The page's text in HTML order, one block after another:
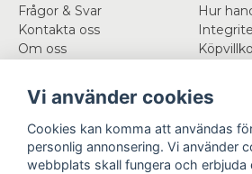
Frågor & Svar
Kontakta oss
Om oss
Hur
Mitt konto
Logga in
Registrera dig
Glömt lösenord?
Följ oss
Vi använder cookies
Cookies kan komma att användas
personlig annonsering. Vi använder
webbplats skall fungera och erbjuda